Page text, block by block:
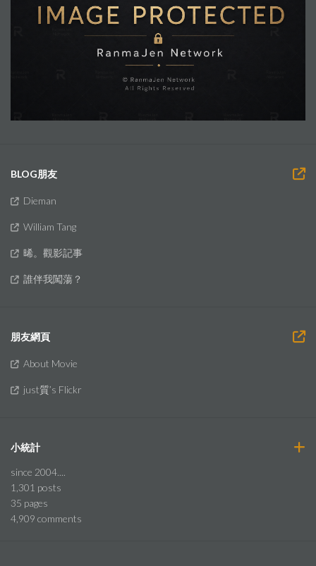
BLOG朋友
Dieman
William Tang
晞。觀影記事
誰伴我闖蕩？
朋友網頁
About Movie
just質’s Flickr
小統計
since 2004....
1,301 posts
35 pages
4,909 comments